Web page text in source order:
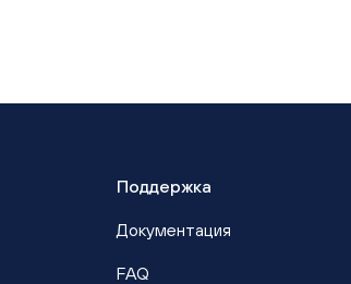
Поддержка
Документация
FAQ